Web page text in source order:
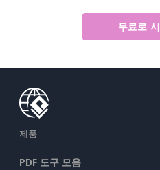
무료로
제품
PDF 도구 모음